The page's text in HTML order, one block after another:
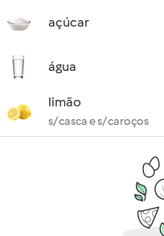
açúcar
água
limão
s/ casca e s/ caroços